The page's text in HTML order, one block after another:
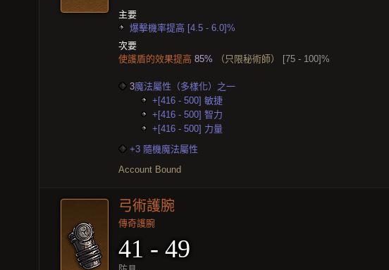
主要
爆擊機率提高 [4.5 - 6.0]%
次要
使護盾的效果提高 85% （只限秘術師） [75 - 100]%
3魔法屬性（多樣化）之一
+[416 - 500] 敏捷
+[416 - 500] 智力
+[416 - 500] 力量
+3 隨機魔法屬性
Account Bound
弓術護腕
傳奇護腕
41 - 49